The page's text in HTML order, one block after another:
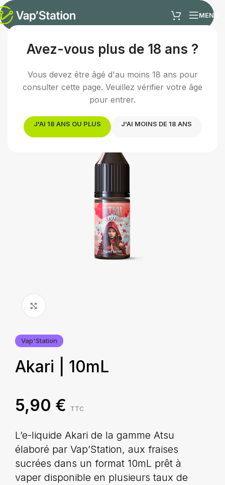
Avez-vous plus de 18 ans ?
Vous devez être âgé d'au moins 18 ans pour
consulter cette page. Veuillez vérifier votre âge
pour entrer.
J'AI 18 ANS OU PLUS J'AI MOINS DE 18 ANS
MENU
Accueil /E-liquides/E-liquide fruité
Vap'Station
Akari | 10mL
5,90 € TTC
L’e-liquide Akari de la gamme Atsu
élaboré par Vap’Station, aux fraises
sucrées dans un format 10mL prêt à
vaper disponible en plusieurs taux de